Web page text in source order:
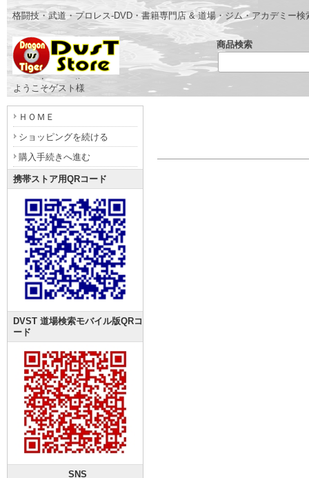
格闘技・武道・プロレス-DVD・書籍専門店 & 道場・ジム・アカデミー検
- www.dragonvstiger.com -
商品検索
ようこそゲスト様
ＨＯＭＥ
ショッピングを続ける
購入手続きへ進む
携帯ストア用QRコード
DVST 道場検索モバイル版QRコ
ード
SNS